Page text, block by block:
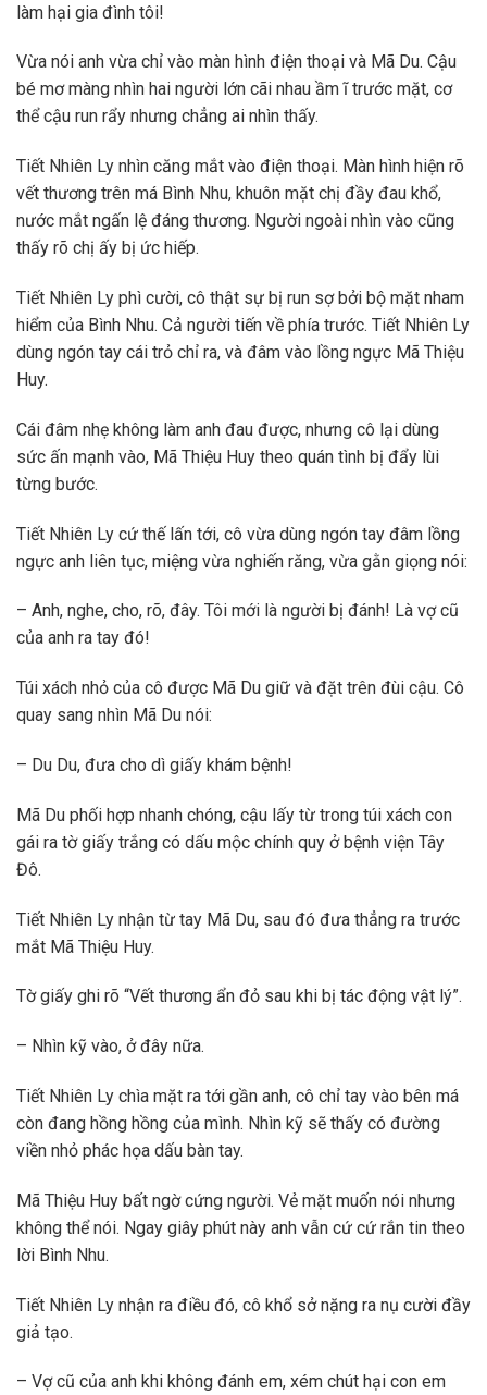
làm hại gia đình tôi!
Vừa nói anh vừa chỉ vào màn hình điện thoại và Mã Du. Cậu
bé mơ màng nhìn hai người lớn cãi nhau ầm ĩ trước mặt, cơ
thể cậu run rẩy nhưng chẳng ai nhìn thấy.
Tiết Nhiên Ly nhìn căng mắt vào điện thoại. Màn hình hiện rõ
vết thương trên má Bình Nhu, khuôn mặt chị đầy đau khổ,
nước mắt ngấn lệ đáng thương. Người ngoài nhìn vào cũng
thấy rõ chị ấy bị ức hiếp.
Tiết Nhiên Ly phì cười, cô thật sự bị run sợ bởi bộ mặt nham
hiểm của Bình Nhu. Cả người tiến về phía trước. Tiết Nhiên Ly
dùng ngón tay cái trỏ chỉ ra, và đâm vào lồng ngực Mã Thiệu
Huy.
Cái đâm nhẹ không làm anh đau được, nhưng cô lại dùng
sức ấn mạnh vào, Mã Thiệu Huy theo quán tình bị đẩy lùi
từng bước.
Tiết Nhiên Ly cứ thế lấn tới, cô vừa dùng ngón tay đâm lồng
ngực anh liên tục, miệng vừa nghiến răng, vừa gằn giọng nói:
– Anh, nghe, cho, rõ, đây. Tôi mới là người bị đánh! Là vợ cũ
của anh ra tay đó!
Túi xách nhỏ của cô được Mã Du giữ và đặt trên đùi cậu. Cô
quay sang nhìn Mã Du nói:
– Du Du, đưa cho dì giấy khám bệnh!
Mã Du phối hợp nhanh chóng, cậu lấy từ trong túi xách con
gái ra tờ giấy trắng có dấu mộc chính quy ở bệnh viện Tây
Đô.
Tiết Nhiên Ly nhận từ tay Mã Du, sau đó đưa thẳng ra trước
mắt Mã Thiệu Huy.
Tờ giấy ghi rõ “Vết thương ẩn đỏ sau khi bị tác động vật lý”.
– Nhìn kỹ vào, ở đây nữa.
Tiết Nhiên Ly chìa mặt ra tới gần anh, cô chỉ tay vào bên má
còn đang hồng hồng của mình. Nhìn kỹ sẽ thấy có đường
viền nhỏ phác họa dấu bàn tay.
Mã Thiệu Huy bất ngờ cứng người. Vẻ mặt muốn nói nhưng
không thể nói. Ngay giây phút này anh vẫn cứ cứ rắn tin theo
lời Bình Nhu.
Tiết Nhiên Ly nhận ra điều đó, cô khổ sở nặng ra nụ cười đầy
giả tạo.
– Vợ cũ của anh khi không đánh em, xém chút hại con em